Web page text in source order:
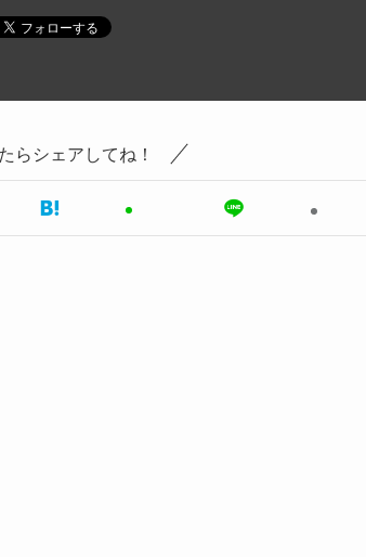
らシェアしてね！